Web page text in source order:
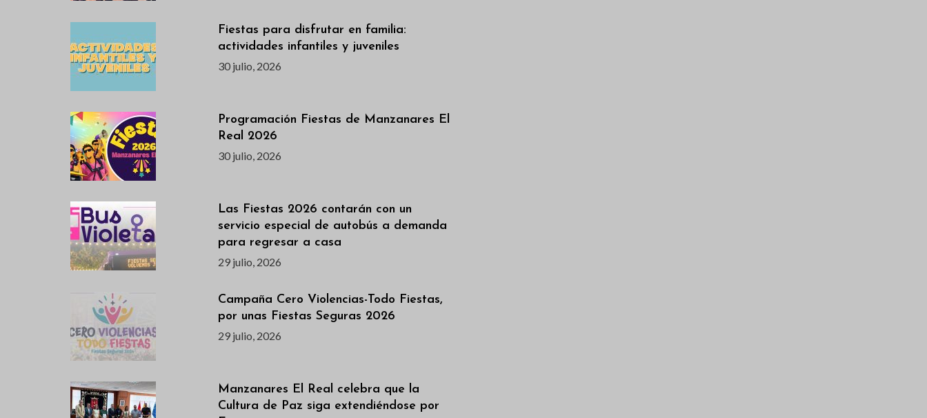
Fiestas para disfrutar en familia:
actividades infantiles y juveniles
30 julio, 2026
Programación Fiestas de Manzanares El
Real 2026
30 julio, 2026
Las Fiestas 2026 contarán con un
servicio especial de autobús a demanda
para regresar a casa
29 julio, 2026
Campaña Cero Violencias-Todo Fiestas,
por unas Fiestas Seguras 2026
29 julio, 2026
Manzanares El Real celebra que la
Cultura de Paz siga extendiéndose por